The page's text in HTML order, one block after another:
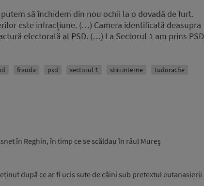
volume.
să închidem din nou ochii la o dovadă de furt.
este infracțiune. (…) Camera identificată deasupra
electorală al PSD. (…) La Sectorul 1 am prins PSD
frauda psd sectorul 1 stiri interne tudorache
în Reghin, în timp ce se scăldau în râul Mureș
după ce ar fi ucis sute de câini sub pretextul eutanasierii